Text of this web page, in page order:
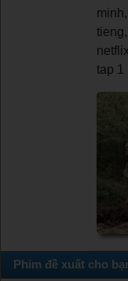
tap 1
Phim đề xuất cho